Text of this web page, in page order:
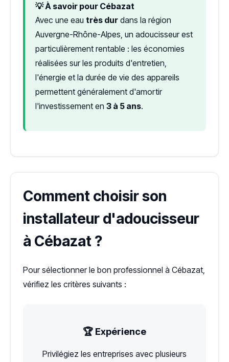
💡 À savoir pour Cébazat
Avec une eau très dur dans la région
Auvergne-Rhône-Alpes, un adoucisseur est
particulièrement rentable : les économies
réalisées sur les produits d'entretien,
l'énergie et la durée de vie des appareils
permettent généralement d'amortir
l'investissement en 3 à 5 ans.
Comment choisir son
installateur d'adoucisseur
à Cébazat ?
Pour sélectionner le bon professionnel à Cébazat,
vérifiez les critères suivants :
🏆 Expérience
Privilégiez les entreprises avec plusieurs